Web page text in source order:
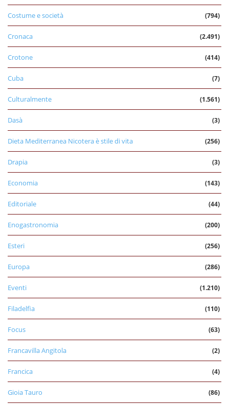
Costume e società (794)
Cronaca (2.491)
Crotone (414)
Cuba (7)
Culturalmente (1.561)
Dasà (3)
Dieta Mediterranea Nicotera è stile di vita (256)
Drapia (3)
Economia (143)
Editoriale (44)
Enogastronomia (200)
Esteri (256)
Europa (286)
Eventi (1.210)
Filadelfia (110)
Focus (63)
Francavilla Angitola (2)
Francica (4)
Gioia Tauro (86)